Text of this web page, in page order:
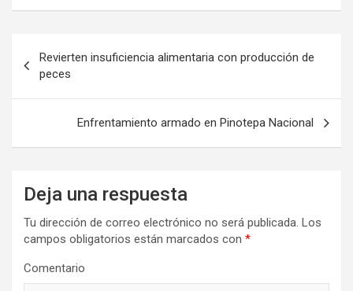
de
entradas
Revierten insuficiencia alimentaria con producción de
peces
Enfrentamiento armado en Pinotepa Nacional
Deja una respuesta
Tu dirección de correo electrónico no será publicada. Los
campos obligatorios están marcados con *
Comentario